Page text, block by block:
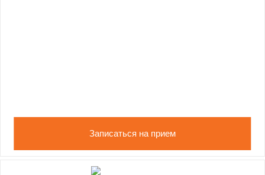
Записаться на прием